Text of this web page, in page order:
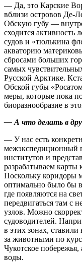
— Да, это Карские
вблизи островов Де-
Обскую губу —
сходится активность
судов и «тюлькина
акваторию
сбросами больших
самых
Русской Арктике.
Обской губы
меры, которые пока
биоразнообразие в
— А что делать в
— У нас есть
межэкспедиционный
институтов и
разрабатываем карты
Поскольку коридоры
оптимально было бы в
где появляются на
передвигаться там с
узлов. Можно
судоводителей.
в этих зонах,
за животными по
Чукотское
воды.